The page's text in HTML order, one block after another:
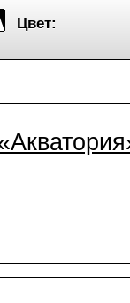
Цвет: